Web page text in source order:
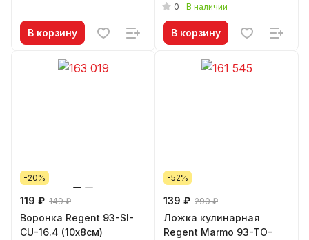
В корзину
0 В наличии
В корзину
-20%
119 ₽ 149 ₽
Воронка Regent 93-SI-
CU-16.4 (10х8см)
-52%
139 ₽ 290 ₽
Ложка кулинарная
Regent Marmo 93-TO-